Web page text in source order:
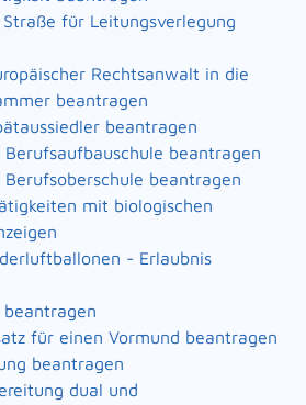
für Leitungsverlegung
Rechtsanwalt in die
beantragen
beantragen
beantragen
beantragen
mit biologischen
- Erlaubnis
beantragen
für einen Vormund beantragen
beantragen
dual und